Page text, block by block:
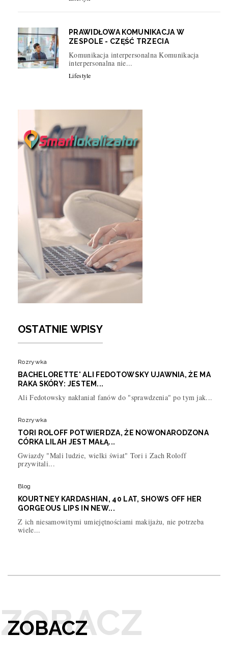
PRAWIDŁOWA KOMUNIKACJA W
ZESPOLE - CZĘŚĆ TRZECIA
Komunikacja interpersonalna Komunikacja
interpersonalna nie...
Lifestyle
OSTATNIE WPISY
Rozrywka
BACHELORETTE' ALI FEDOTOWSKY UJAWNIA, ŻE MA
RAKA SKÓRY: JESTEM...
Ali Fedotowsky nakłaniał fanów do "sprawdzenia" po tym jak...
Rozrywka
TORI ROLOFF POTWIERDZA, ŻE NOWONARODZONA
CÓRKA LILAH JEST MAŁĄ...
Gwiazdy "Mali ludzie, wielki świat" Tori i Zach Roloff
przywitali...
Blog
KOURTNEY KARDASHIAN, 40 LAT, SHOWS OFF HER
GORGEOUS LIPS IN NEW...
Z ich niesamowitymi umiejętnościami makijażu, nie potrzeba
wiele...
ZOBACZ